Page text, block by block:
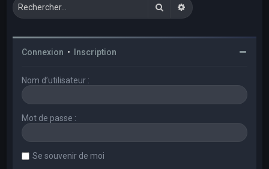
RechercherRecherche avancée
Connexion • Inscription
Nom d’utilisateur :
Mot de passe :
Se souvenir de moi